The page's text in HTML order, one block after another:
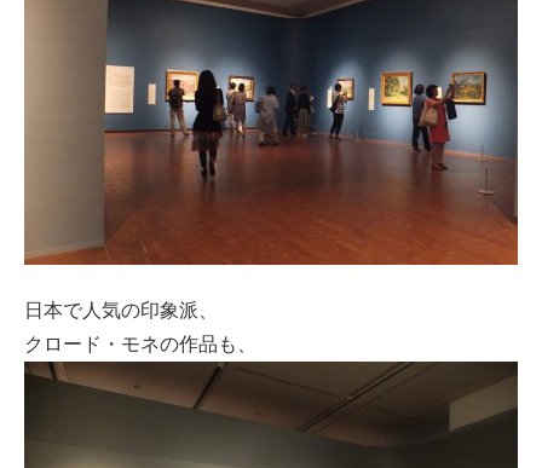
日本で人気の印象派、
クロード・モネの作品も、